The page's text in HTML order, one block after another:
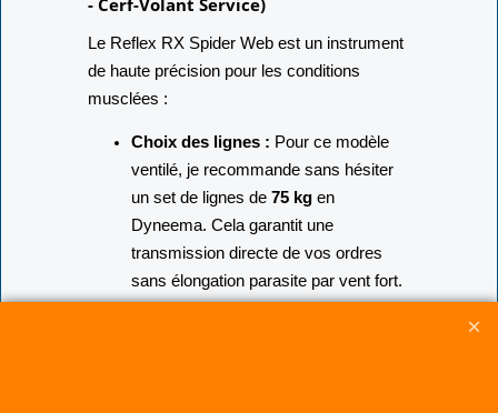
- Cerf-Volant Service)
Le Reflex RX Spider Web est un instrument
de haute précision pour les conditions
musclées :
Choix des lignes : Pour ce modèle
ventilé, je recommande sans hésiter
un set de lignes de 75 kgen
Dyneema. Cela garantit une
transmission directe de vos ordres
sans élongation parasite par vent fort.
Longueur de lignes :Une longueur